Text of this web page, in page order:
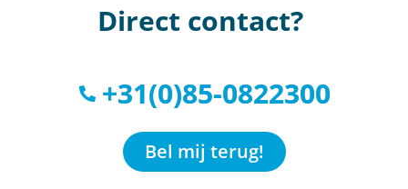
Direct contact?
+31(0)85-0822300
Bel mij terug!